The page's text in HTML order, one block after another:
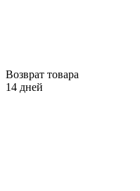
Возврат товара
14 дней